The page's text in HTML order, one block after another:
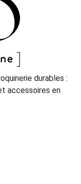
durables :
accessoires en